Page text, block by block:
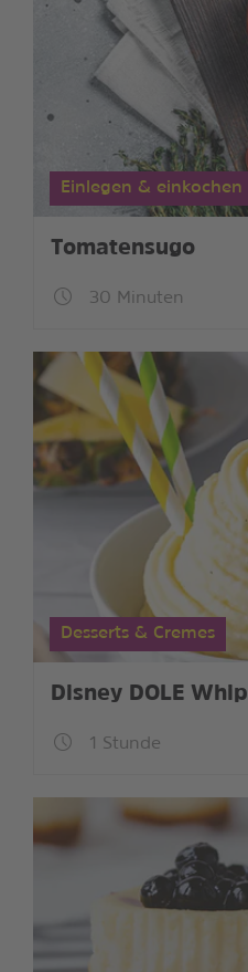
Einlegen & einkochen
Tomatensugo
30 Minuten
Desserts & Cremes
Disney DOLE Whip
1 Stunde